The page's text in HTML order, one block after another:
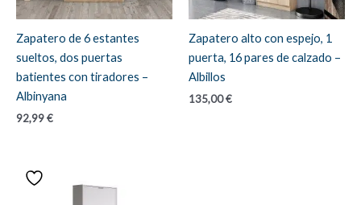
Zapatero de 6 estantes
sueltos, dos puertas
batientes con tiradores –
Albinyana
92,99€
Zapatero alto con espejo, 1
puerta, 16 pares de calzado –
Albillos
135,00€